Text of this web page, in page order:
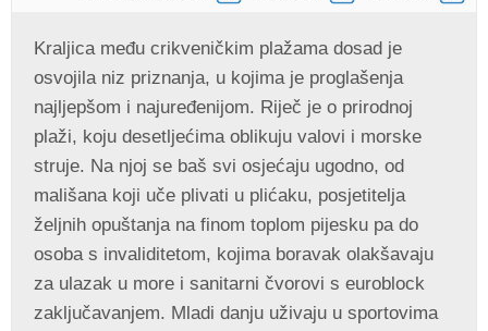
Kraljica među crikveničkim plažama dosad je
osvojila niz priznanja, u kojima je proglašenja
najljepšom i najuređenijom. Riječ je o prirodnoj
plaži, koju desetljećima oblikuju valovi i morske
struje. Na njoj se baš svi osjećaju ugodno, od
mališana koji uče plivati u plićaku, posjetitelja
željnih opuštanja na finom toplom pijesku pa do
osoba s invaliditetom, kojima boravak olakšavaju
za ulazak u more i sanitarni čvorovi s euroblock
zaključavanjem. Mladi danju uživaju u sportovima